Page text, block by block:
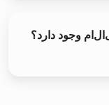
وجود دارد؟